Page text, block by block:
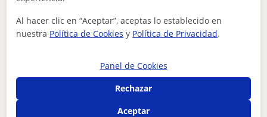
¡Este es el momento ideal para empezar!💪 ¿Quieres
mejorar definitivamente tus habilidades en francés?💪
¿Buscas repaso para la asignatur...
ver más Contactar
Al hacer clic en “Aceptar”, aceptas lo establecido en
nuestra Política de Cookies y Política de Privacidad.
Panel de Cookies
Rechazar
Aceptar